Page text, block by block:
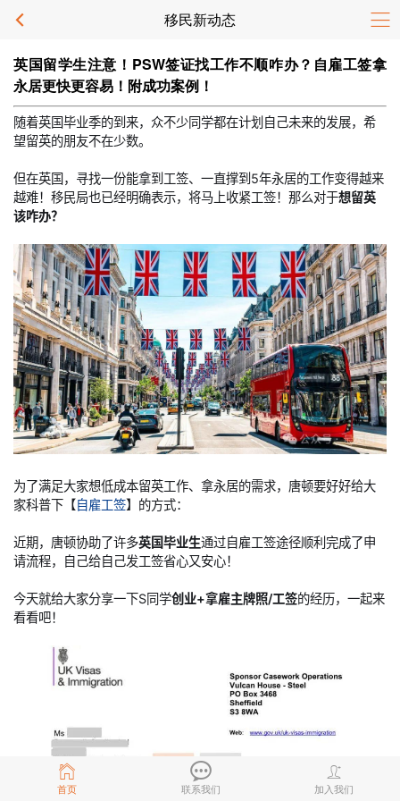
移民新动态
首页 联系我们 加入我们
英国留学生注意！PSW签证找工作不顺咋办？自雇工签拿
永居更快更容易！附成功案例！
随着英国毕业季的到来，众不少同学都在计划自己未来的发展，希
望留英的朋友不在少数。
但在英国，寻找一份能拿到工签、一直撑到5年永居的工作变得越来
越难！移民局也已经明确表示，将马上收紧工签！那么对于想留英
该咋办？
为了满足大家想低成本留英工作、拿永居的需求，唐顿要好好给大
家科普下【自雇工签】的方式：
近期，唐顿协助了许多英国毕业生通过自雇工签途径顺利完成了申
请流程，自己给自己发工签省心又安心！
今天就给大家分享一下S同学创业+拿雇主牌照/工签的经历，一起来
看看吧！